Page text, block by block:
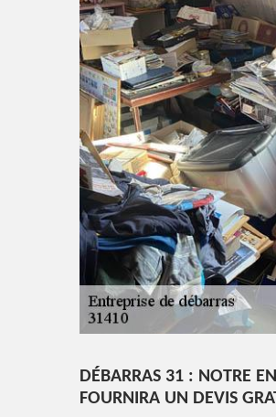
DÉBARRAS 31 : NOTRE
FOURNIRA UN DEVIS